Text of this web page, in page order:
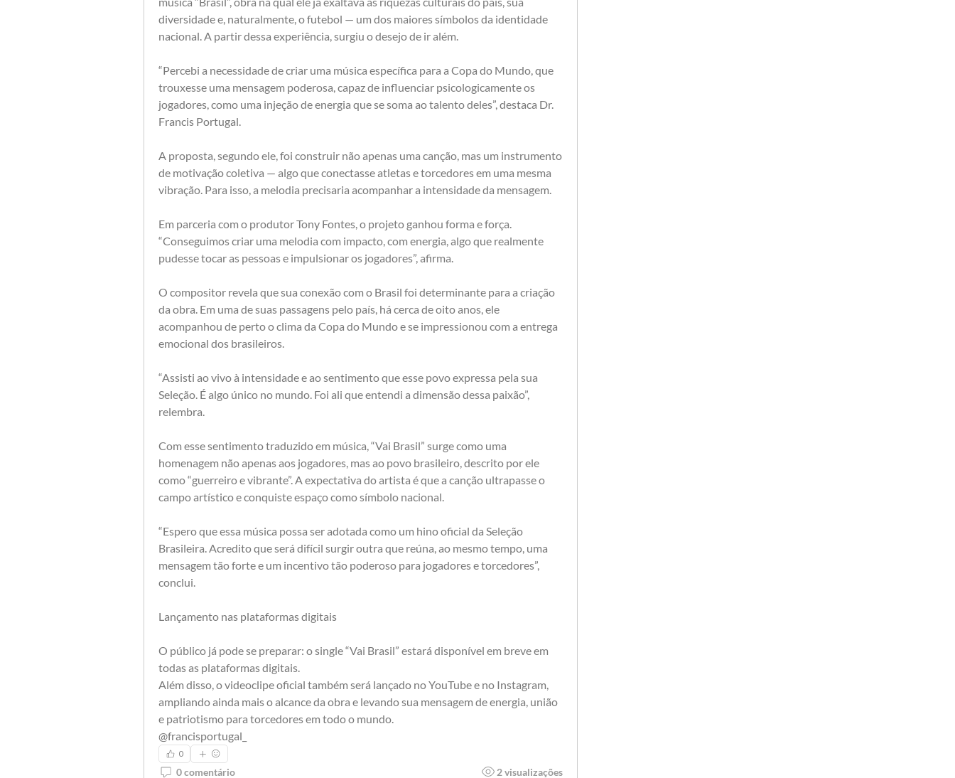
diversidade e, naturalmente, o futebol — um dos maiores símbolos da identidade
nacional. A partir dessa experiência, surgiu o desejo de ir além.
“Percebi a necessidade de criar uma música específica para a Copa do Mundo, que
trouxesse uma mensagem poderosa, capaz de influenciar psicologicamente os
jogadores, como uma injeção de energia que se soma ao talento deles”, destaca Dr.
Francis Portugal.
A proposta, segundo ele, foi construir não apenas uma canção, mas um instrumento
de motivação coletiva — algo que conectasse atletas e torcedores em uma mesma
vibração. Para isso, a melodia precisaria acompanhar a intensidade da mensagem.
Em parceria com o produtor Tony Fontes, o projeto ganhou forma e força.
“Conseguimos criar uma melodia com impacto, com energia, algo que realmente
pudesse tocar as pessoas e impulsionar os jogadores”, afirma.
O compositor revela que sua conexão com o Brasil foi determinante para a criação
da obra. Em uma de suas passagens pelo país, há cerca de oito anos, ele
acompanhou de perto o clima da Copa do Mundo e se impressionou com a entrega
emocional dos brasileiros.
“Assisti ao vivo à intensidade e ao sentimento que esse povo expressa pela sua
Seleção. É algo único no mundo. Foi ali que entendi a dimensão dessa paixão”,
relembra.
Com esse sentimento traduzido em música, “Vai Brasil” surge como uma
homenagem não apenas aos jogadores, mas ao povo brasileiro, descrito por ele
como “guerreiro e vibrante”. A expectativa do artista é que a canção ultrapasse o
campo artístico e conquiste espaço como símbolo nacional.
“Espero que essa música possa ser adotada como um hino oficial da Seleção
Brasileira. Acredito que será difícil surgir outra que reúna, ao mesmo tempo, uma
mensagem tão forte e um incentivo tão poderoso para jogadores e torcedores”,
conclui.
Lançamento nas plataformas digitais
O público já pode se preparar: o single “Vai Brasil” estará disponível em breve em
todas as plataformas digitais.
Além disso, o videoclipe oficial também será lançado no YouTube e no Instagram,
ampliando ainda mais o alcance da obra e levando sua mensagem de energia, união
e patriotismo para torcedores em todo o mundo.
@francisportugal_
0
0 comentário 2 visualizações